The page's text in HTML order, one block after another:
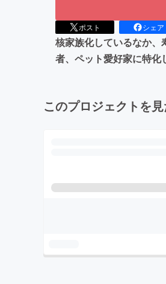
ポスト シェア
核家族化しているなか、
者、ペット愛好家に特化
このプロジェクトを